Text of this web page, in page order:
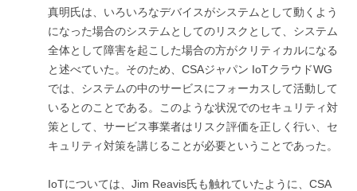
真明氏は、いろいろなデバイスがシステムとして動くよう
になった場合のシステムとしてのリスクとして、システム
全体として障害を起こした場合の方がクリティカルになる
と述べていた。そのため、CSAジャパン IoTクラウドWG
では、システムの中のサービスにフォーカスして活動して
いるとのことである。このような状況でのセキュリティ対
策として、サービス事業者はリスク評価を正しく行い、セ
キュリティ対策を講じることが必要ということであった。
IoTについては、Jim Reavis氏も触れていたように、CSA